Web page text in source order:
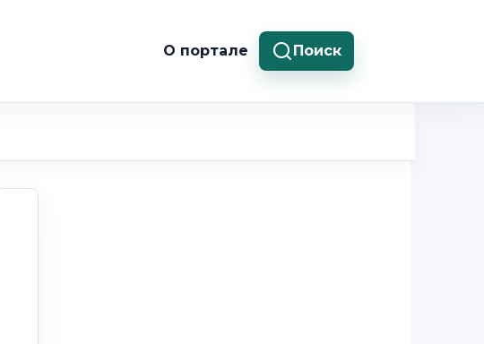
О портале Поиск